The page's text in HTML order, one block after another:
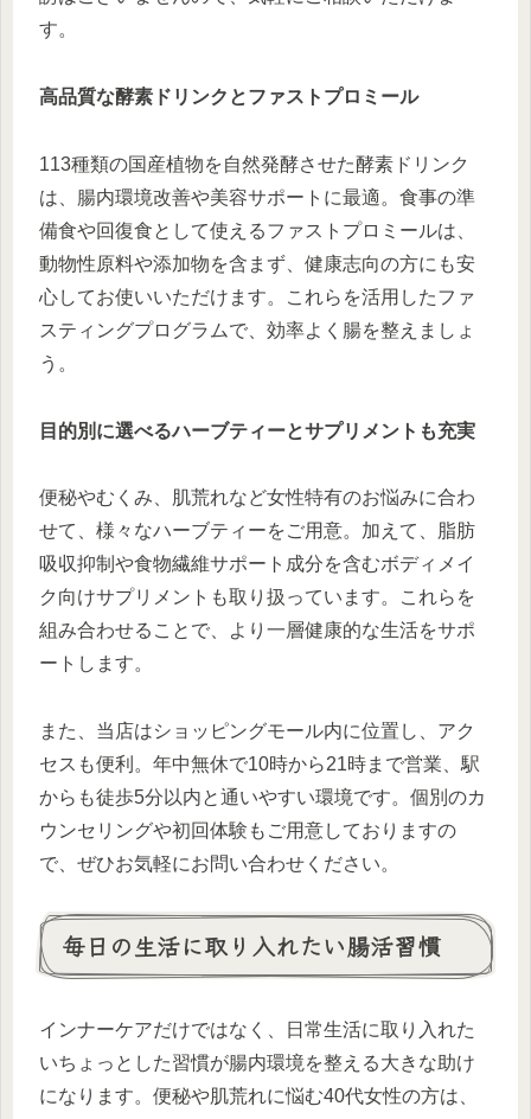
す。
高品質な酵素ドリンクとファストプロミール
113種類の国産植物を自然発酵させた酵素ドリンク
は、腸内環境改善や美容サポートに最適。食事の準
備食や回復食として使えるファストプロミールは、
動物性原料や添加物を含まず、健康志向の方にも安
心してお使いいただけます。これらを活用したファ
スティングプログラムで、効率よく腸を整えましょ
う。
目的別に選べるハーブティーとサプリメントも充実
便秘やむくみ、肌荒れなど女性特有のお悩みに合わ
せて、様々なハーブティーをご用意。加えて、脂肪
吸収抑制や食物繊維サポート成分を含むボディメイ
ク向けサプリメントも取り扱っています。これらを
組み合わせることで、より一層健康的な生活をサポ
ートします。
また、当店はショッピングモール内に位置し、アク
セスも便利。年中無休で10時から21時まで営業、駅
からも徒歩5分以内と通いやすい環境です。個別のカ
ウンセリングや初回体験もご用意しておりますの
で、ぜひお気軽にお問い合わせください。
毎日の生活に取り入れたい腸活習慣
インナーケアだけではなく、日常生活に取り入れた
いちょっとした習慣が腸内環境を整える大きな助け
になります。便秘や肌荒れに悩む40代女性の方は、